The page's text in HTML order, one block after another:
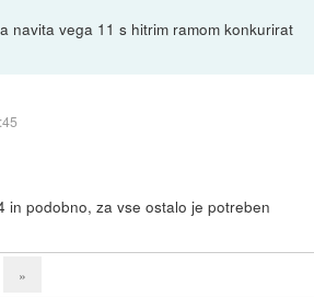
navita vega 11 s hitrim ramom konkurirat
in podobno, za vse ostalo je potreben
»